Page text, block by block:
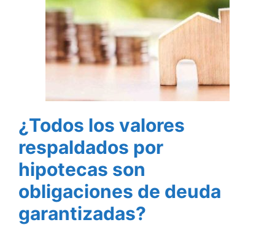
¿Todos los valores
respaldados por
hipotecas son
obligaciones de deuda
garantizadas?